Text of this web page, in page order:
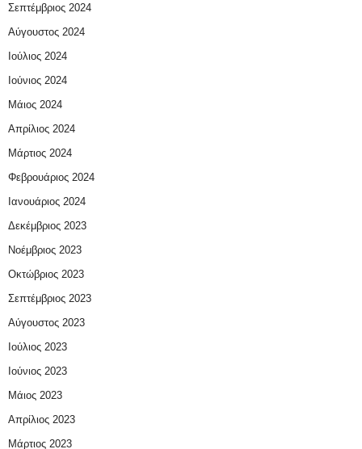
Σεπτέμβριος 2024
Αύγουστος 2024
Ιούλιος 2024
Ιούνιος 2024
Μάιος 2024
Απρίλιος 2024
Μάρτιος 2024
Φεβρουάριος 2024
Ιανουάριος 2024
Δεκέμβριος 2023
Νοέμβριος 2023
Οκτώβριος 2023
Σεπτέμβριος 2023
Αύγουστος 2023
Ιούλιος 2023
Ιούνιος 2023
Μάιος 2023
Απρίλιος 2023
Μάρτιος 2023